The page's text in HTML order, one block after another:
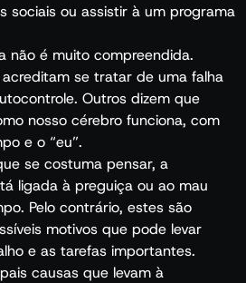
sociais ou assistir à um programa
não é muito compreendida.
se tratar de uma falha
Outros dizem que
nosso cérebro funciona, com
e o “eu”.
se costuma pensar, a
ligada à preguiça ou ao mau
Pelo contrário, estes são
motivos que pode levar
e as tarefas importantes.
causas que levam à